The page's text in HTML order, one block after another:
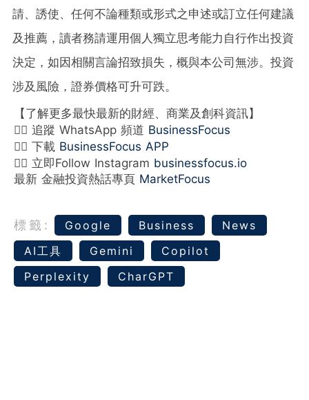
請、誘使、任何不論種類或形式之申述或訂立任何建議
及推薦，讀者務請運用個人獨立思考能力自行作出投資
決定，如因相關言論招致損失，概與本公司無涉。投資
涉及風險，證券價格可升可跌。
【了解更多最快最新的財經、商業及創科資訊】
👉🏻 追蹤 WhatsApp 頻道 BusinessFocus
👉🏻 下載 BusinessFocus APP
👉🏻 立即Follow Instagram businessfocus.io
最新 金融投資熱話專頁 MarketFocus
標籤: Google Business
News
AI工具
Gemini
Copilot
Perplexity
CharGPT